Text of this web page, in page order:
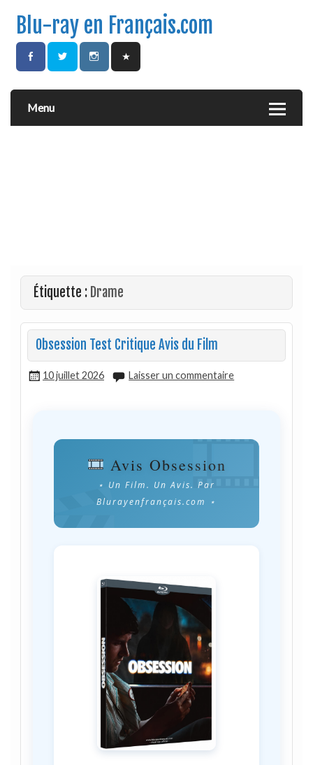
Blu-ray en Français.com
Menu
Étiquette : Drame
Obsession Test Critique Avis du Film
10 juillet 2026 Laisser un commentaire
Avis Obsession
⋆ Un Film. Un Avis. Par
Blurayenfrançais.com ⋆